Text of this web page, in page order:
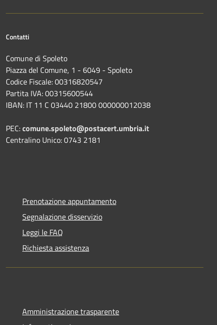
Contatti
Comune di Spoleto
Piazza del Comune, 1 - 6049 - Spoleto
Codice Fiscale: 00316820547
Partita IVA: 00315600544
IBAN: IT 11 C 03440 21800 000000012038
PEC:comune.spoleto@postacert.umbria.it
Centralino Unico: 0743 2181
Prenotazione appuntamento
Segnalazione disservizio
Leggi le FAQ
Richiesta assistenza
Amministrazione trasparente